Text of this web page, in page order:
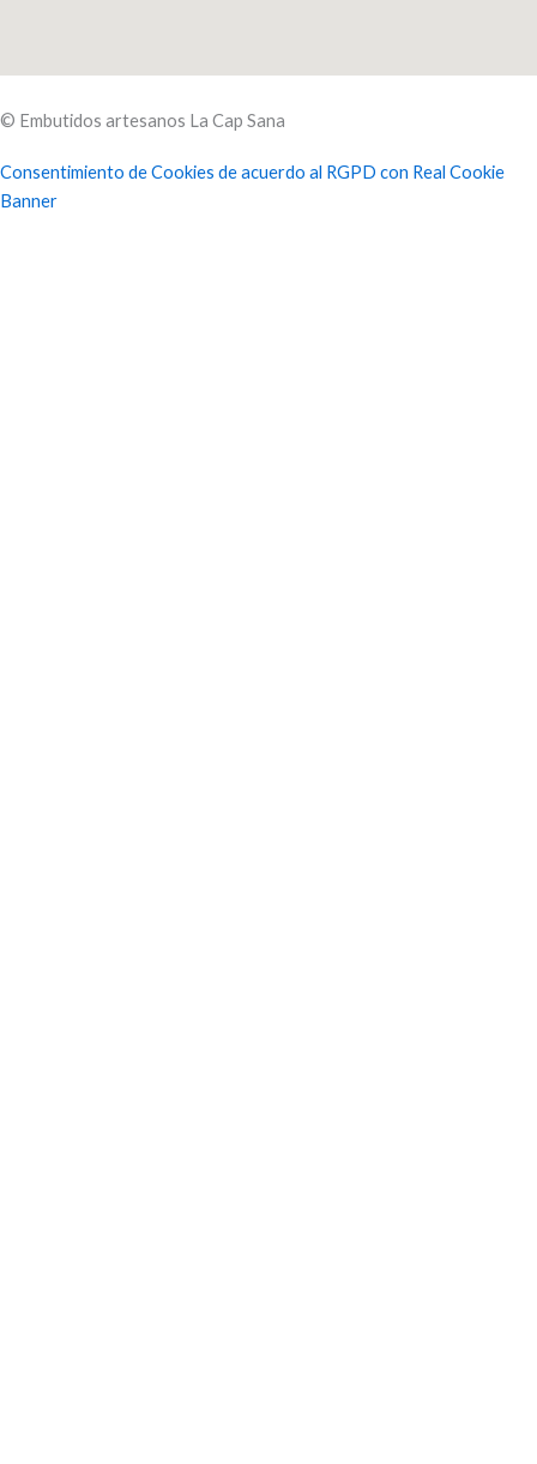
© Embutidos artesanos La Cap Sana
Consentimiento de Cookies de acuerdo al RGPD con Real Cookie
Banner